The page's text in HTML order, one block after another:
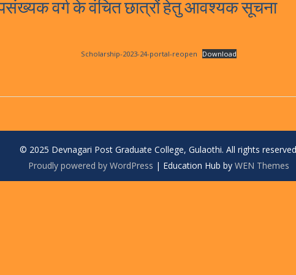
वर्ग के वंचित छात्रों हेतु आवश्यक सूचना
Scholarship-2023-24-portal-reopen Download
© 2025 Devnagari Post Graduate College, Gulaothi. All rights
Proudly powered by WordPress | Education Hub by WEN Themes